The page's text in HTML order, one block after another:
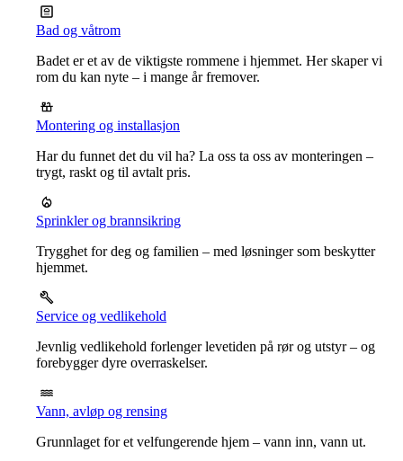
Bad og våtrom
Badet er et av de viktigste rommene i hjemmet. Her skaper vi
rom du kan nyte – i mange år fremover.
Montering og installasjon
Har du funnet det du vil ha? La oss ta oss av monteringen –
trygt, raskt og til avtalt pris.
Sprinkler og brannsikring
Trygghet for deg og familien – med løsninger som beskytter
hjemmet.
Service og vedlikehold
Jevnlig vedlikehold forlenger levetiden på rør og utstyr – og
forebygger dyre overraskelser.
Vann, avløp og rensing
Grunnlaget for et velfungerende hjem – vann inn, vann ut.